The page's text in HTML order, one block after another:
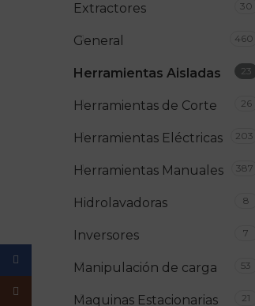
Extractores 30
General 460
Herramientas Aisladas 23
Herramientas de Corte 26
Herramientas Eléctricas 203
Herramientas Manuales 387
Hidrolavadoras 8
Inversores 7
Manipulación de carga 53
Maquinas Estacionarias 21
Facebook
Instagram